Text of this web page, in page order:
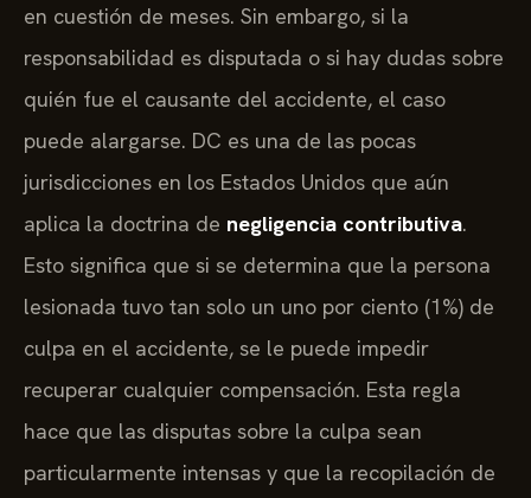
en cuestión de meses. Sin embargo, si la
responsabilidad es disputada o si hay dudas sobre
quién fue el causante del accidente, el caso
puede alargarse. DC es una de las pocas
jurisdicciones en los Estados Unidos que aún
aplica la doctrina de negligencia contributiva.
Esto significa que si se determina que la persona
lesionada tuvo tan solo un uno por ciento (1%) de
culpa en el accidente, se le puede impedir
recuperar cualquier compensación. Esta regla
hace que las disputas sobre la culpa sean
particularmente intensas y que la recopilación de